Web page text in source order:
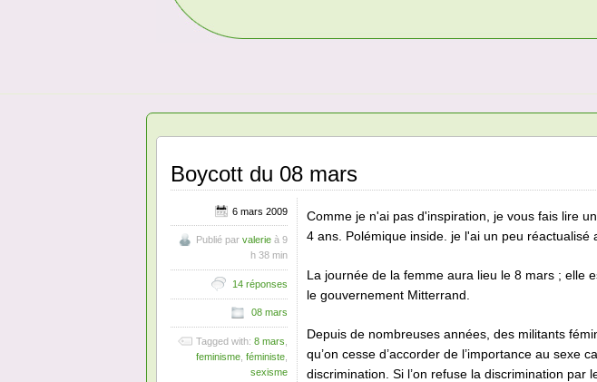
Boycott du 08 mars
Comme je n'ai pas d'inspiration, je vous fais lire
4 ans. Polémique inside. je l'ai un peu réactualisé
La journée de la femme aura lieu le 8 mars ; elle
le gouvernement Mitterrand.
Depuis de nombreuses années, des militants
qu’on cesse d’accorder de l’importance au sexe
discrimination. Si l’on refuse la discrimination par
6 mars 2009
Publié par valerie à 9
h 38 min
14 réponses
08 mars
Tagged with: 8 mars
feminisme féministe
sexisme